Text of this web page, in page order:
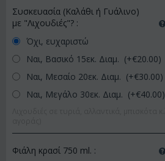
Συσκευασία (Καλάθι ή Γυάλινο)
με "Λιχουδιές"? :
Όχι, ευχαριστώ
Ναι, Βασικό 15εκ. Διαμ. (+€20.00)
Ναι, Μεσαίο 20εκ. Διαμ. (+€30.00)
Ναι, Μεγάλο 30εκ. Διαμ. (+€40.00)
Φιάλη κρασί 750 ml. :